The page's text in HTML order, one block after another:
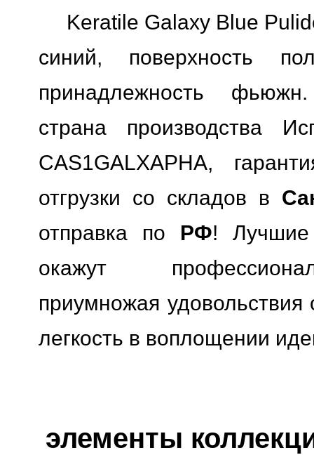
Keratile Galaxy Blue
синий, поверхность
принадлежность
страна производства
CAS1GALXAPHA,
отгрузки со складов в
отправка по РФ! Лучшие
окажут
приумножая
легкость в воплощении
элементы